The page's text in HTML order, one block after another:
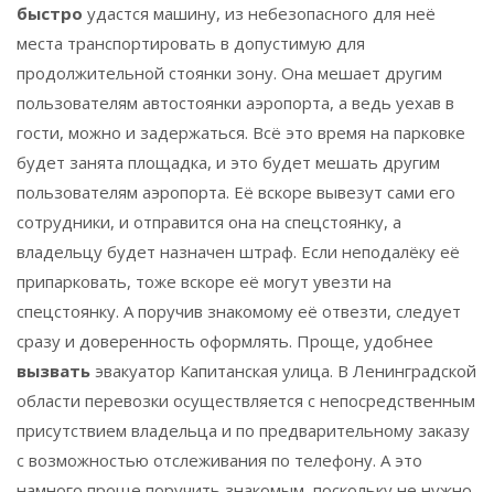
быстро удастся машину, из небезопасного для неё
места транспортировать в допустимую для
продолжительной стоянки зону. Она мешает другим
пользователям автостоянки аэропорта, а ведь уехав в
гости, можно и задержаться. Всё это время на парковке
будет занята площадка, и это будет мешать другим
пользователям аэропорта. Её вскоре вывезут сами его
сотрудники, и отправится она на спецстоянку, а
владельцу будет назначен штраф. Если неподалёку её
припарковать, тоже вскоре её могут увезти на
спецстоянку. А поручив знакомому её отвезти, следует
сразу и доверенность оформлять. Проще, удобнее
вызвать эвакуатор Капитанская улица. В Ленинградской
области перевозки осуществляется с непосредственным
присутствием владельца и по предварительному заказу
с возможностью отслеживания по телефону. А это